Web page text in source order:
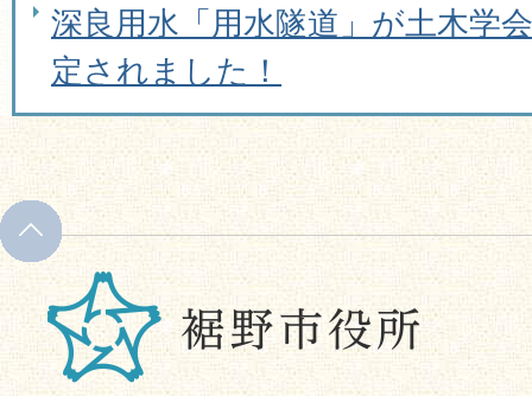
深良用水「用水隧道」が土木学
定されました！